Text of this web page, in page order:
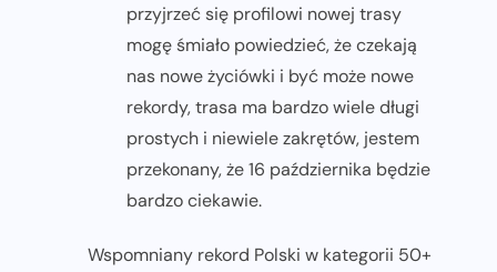
przyjrzeć się profilowi nowej trasy
mogę śmiało powiedzieć, że czekają
nas nowe życiówki i być może nowe
rekordy, trasa ma bardzo wiele długi
prostych i niewiele zakrętów, jestem
przekonany, że 16 października będzie
bardzo ciekawie.
Wspomniany rekord Polski w kategorii 50+